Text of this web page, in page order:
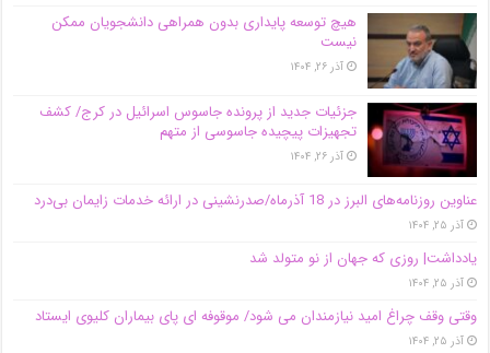
هیچ توسعه پایداری بدون همراهی دانشجویان ممکن
نیست
آذر ۲۶, ۱۴۰۴
جزئیات جدید از پرونده جاسوس اسرائیل در کرج/‌ کشف
تجهیزات پیچیده جاسوسی از متهم
آذر ۲۶, ۱۴۰۴
عناوین روزنامه‌های البرز در ‌18 آذرماه/صدرنشینی در ارائه خدمات زایمان بی‌درد
آذر ۲۵, ۱۴۰۴
یادداشت| روزی که جهان از نو متولد شد
آذر ۲۵, ۱۴۰۴
وقتی وقف چراغ امید نیازمندان می شود/ موقوفه ای پای بیماران کلیوی ایستاد
آذر ۲۵, ۱۴۰۴